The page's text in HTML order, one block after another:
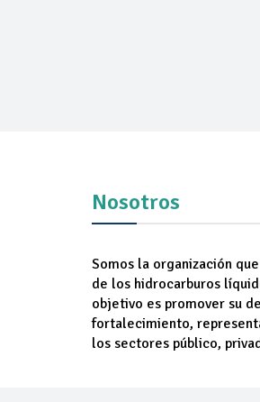
Nosotros
Somos la organización
de los hidrocarburos
objetivo es promover su
fortalecimiento,
los sectores público,